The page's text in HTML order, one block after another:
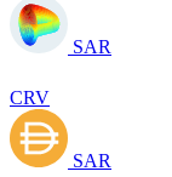
SAR
CRV
SAR